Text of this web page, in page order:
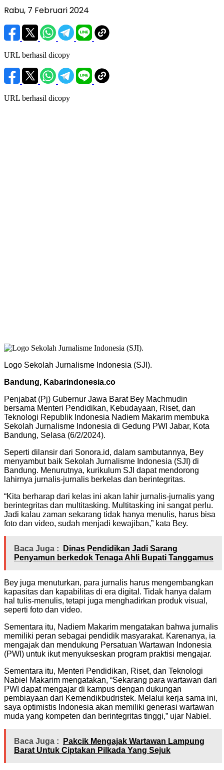
Rabu, 7 Februari 2024
URL berhasil dicopy
URL berhasil dicopy
Logo Sekolah Jurnalisme Indonesia (SJI).
Bandung, Kabarindonesia.co
Penjabat (Pj) Gubernur Jawa Barat Bey Machmudin
bersama Menteri Pendidikan, Kebudayaan, Riset, dan
Teknologi Republik Indonesia Nadiem Makarim membuka
Sekolah Jurnalisme Indonesia di Gedung PWI Jabar, Kota
Bandung, Selasa (6/2/2024).
Seperti dilansir dari Sonora.id, dalam sambutannya, Bey
menyambut baik Sekolah Jurnalisme Indonesia (SJI) di
Bandung. Menurutnya, kurikulum SJI dapat mendorong
lahirnya jurnalis-jurnalis berkelas dan berintegritas.
“Kita berharap dari kelas ini akan lahir jurnalis-jurnalis yang
berintegritas dan multitasking. Multitasking ini sangat perlu.
Jadi kalau zaman sekarang tidak hanya menulis, harus bisa
foto dan video, sudah menjadi kewajiban,” kata Bey.
Baca Juga :
Dinas Pendidikan Jadi Sarang
Penyamun berkedok Tenaga Ahli Bupati Tanggamus
Bey juga menuturkan, para jurnalis harus mengembangkan
kapasitas dan kapabilitas di era digital. Tidak hanya dalam
hal tulis-menulis, tetapi juga menghadirkan produk visual,
seperti foto dan video.
Sementara itu, Nadiem Makarim mengatakan bahwa jurnalis
memiliki peran sebagai pendidik masyarakat. Karenanya, ia
mengajak dan mendukung Persatuan Wartawan Indonesia
(PWI) untuk ikut menyukseskan program praktisi mengajar.
Sementara itu, Menteri Pendidikan, Riset, dan Teknologi
Nabiel Makarim mengatakan, “Sekarang para wartawan dari
PWI dapat mengajar di kampus dengan dukungan
pembiayaan dari Kemendikbudristek. Melalui kerja sama ini,
saya optimistis Indonesia akan memiliki generasi wartawan
muda yang kompeten dan berintegritas tinggi,” ujar Nabiel.
Baca Juga :
Pakcik Mengajak Wartawan Lampung
Barat Untuk Ciptakan Pilkada Yang Sejuk